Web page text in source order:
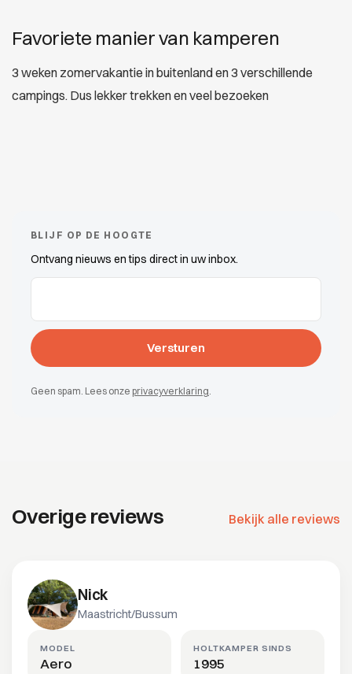
Favoriete manier van kamperen
3 weken zomervakantie in buitenland en 3 verschillende
campings. Dus lekker trekken en veel bezoeken
BLIJF OP DE HOOGTE
Ontvang nieuws en tips direct in uw inbox.
E-mailadres
Geen spam. Lees onze privacyverklaring
Overige reviews Bekijk alle reviews
Nick
Maastricht/Bussum
MODEL
Aero
HOLTKAMPER SINDS
1995